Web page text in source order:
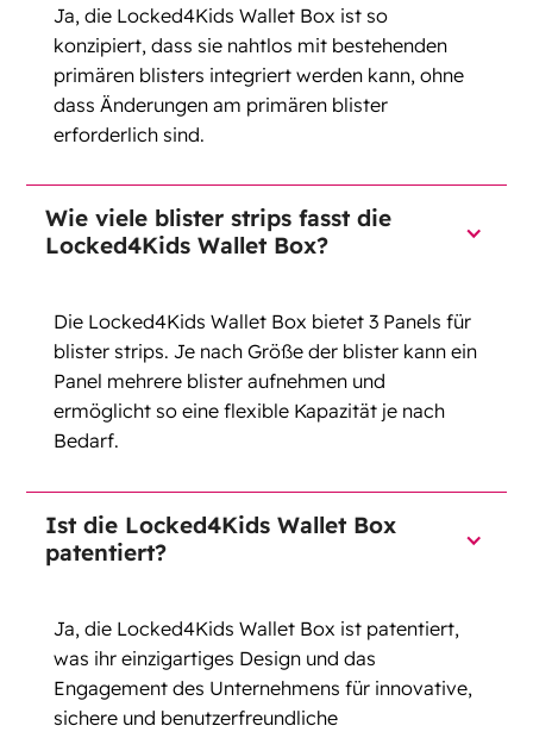
Ja, die Locked4Kids Wallet Box ist so
konzipiert, dass sie nahtlos mit bestehenden
primären blisters integriert werden kann, ohne
dass Änderungen am primären blister
erforderlich sind.
Wie viele blister strips fasst die
Locked4Kids Wallet Box?
Die Locked4Kids Wallet Box bietet 3 Panels für
blister strips. Je nach Größe der blister kann ein
Panel mehrere blister aufnehmen und
ermöglicht so eine flexible Kapazität je nach
Bedarf.
Ist die Locked4Kids Wallet Box
patentiert?
Ja, die Locked4Kids Wallet Box ist patentiert,
was ihr einzigartiges Design und das
Engagement des Unternehmens für innovative,
sichere und benutzerfreundliche